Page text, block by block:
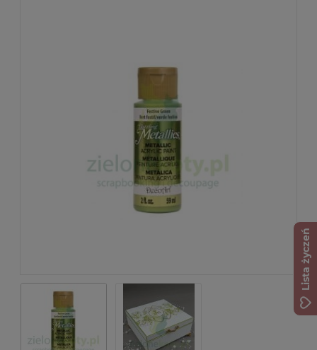
Lista życzeń